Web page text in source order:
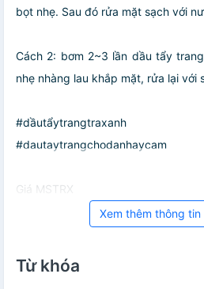
bọt nhẹ. Sau đó rửa mặt sạch với
Cách 2: bơm 2~3 lần dầu tẩy
nhẹ nhàng lau khắp mặt, rửa lại với
#dầutẩytrangtraxanh
#dautaytrangchodanhaycam
Giá MSTRX
Xem thêm thông tin
Từ khóa